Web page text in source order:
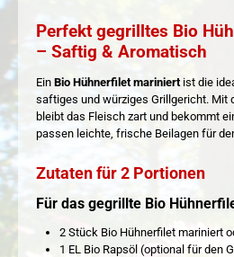
Perfekt gegrilltes Bio
– Saftig & Aromatisch
Ein Bio Hühnerfilet mariniert ist die
saftiges und würziges Grillgericht. Mit
bleibt das Fleisch zart und bekommt
passen leichte, frische Beilagen für
Zutaten für 2 Portionen
Für das gegrillte Bio
2 Stück Bio Hühnerfilet mariniert
1 EL Bio Rapsöl (optional für den